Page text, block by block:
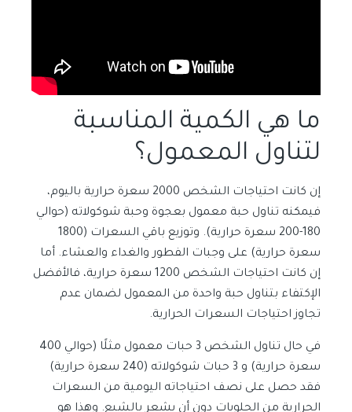
ما هي الكمية المناسبة
لتناول المعمول؟
إن كانت احتياجات الشخص 2000 سعرة حرارية باليوم،
فيمكنه تناول حبة معمول بعجوة وحبة شوكولاته (حوالي
180-200 سعرة حرارية). وتوزيع باقي السعرات (1800
سعرة حرارية) على وجبات الفطور والغداء والعشاء. أما
إن كانت احتياجات الشخص 1200 سعرة حرارية، فالأفضل
الإكتفاء بتناول حبة واحدة من المعمول لضمان عدم
تجاوز احتياجات السعرات الحرارية.
في حال تناول الشخص 3 حبات معمول مثلًا (حوالي 400
سعرة حرارية) و 3 حبات شوكولاته (240 سعرة حرارية)
فقد حصل على نصف احتياجاته اليومية من السعرات
الحرارية من الحلويات دون أن يشعر بالشبع. وهذا هو